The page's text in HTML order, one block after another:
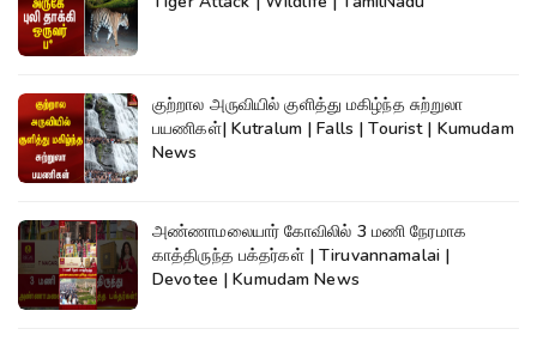
குற்றால அருவியில் குளித்து மகிழ்ந்த சுற்றுலா
பயணிகள்| Kutralum | Falls | Tourist | Kumudam
News
அண்ணாமலையார் கோவிலில் 3 மணி நேரமாக
காத்திருந்த பக்தர்கள் | Tiruvannamalai |
Devotee | Kumudam News